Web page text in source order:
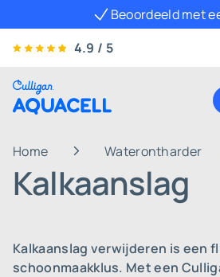
Beoordeeld met
4.9 / 5
Home Waterontharder
Kalkaanslag
Kalkaanslag verwijderen is een
schoonmaakklus. Met een